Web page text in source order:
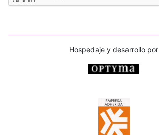
Hospedaje y desarrollo por